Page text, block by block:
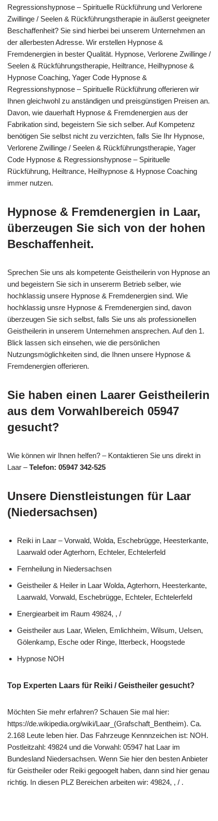
Regressionshypnose – Spirituelle Rückführung und Verlorene
Zwillinge / Seelen & Rückführungstherapie in äußerst geeigneter
Beschaffenheit? Sie sind hierbei bei unserem Unternehmen an
der allerbesten Adresse. Wir erstellen Hypnose &
Fremdenergien in bester Qualität. Hypnose, Verlorene Zwillinge /
Seelen & Rückführungstherapie, Heiltrance, Heilhypnose &
Hypnose Coaching, Yager Code Hypnose &
Regressionshypnose – Spirituelle Rückführung offerieren wir
Ihnen gleichwohl zu anständigen und preisgünstigen Preisen an.
Davon, wie dauerhaft Hypnose & Fremdenergien aus der
Fabrikation sind, begeistern Sie sich selber. Auf Kompetenz
benötigen Sie selbst nicht zu verzichten, falls Sie Ihr Hypnose,
Verlorene Zwillinge / Seelen & Rückführungstherapie, Yager
Code Hypnose & Regressionshypnose – Spirituelle
Rückführung, Heiltrance, Heilhypnose & Hypnose Coaching
immer nutzen.
Hypnose & Fremdenergien in Laar,
überzeugen Sie sich von der hohen
Beschaffenheit.
Sprechen Sie uns als kompetente Geistheilerin von Hypnose an
und begeistern Sie sich in unsererm Betrieb selber, wie
hochklassig unsere Hypnose & Fremdenergien sind. Wie
hochklassig unsre Hypnose & Fremdenergien sind, davon
überzeugen Sie sich selbst, falls Sie uns als professionellen
Geistheilerin in unserem Unternehmen ansprechen. Auf den 1.
Blick lassen sich einsehen, wie die persönlichen
Nutzungsmöglichkeiten sind, die Ihnen unsere Hypnose &
Fremdenergien offerieren.
Sie haben einen Laarer Geistheilerin
aus dem Vorwahlbereich 05947
gesucht?
Wie können wir Ihnen helfen? – Kontaktieren Sie uns direkt in
Laar –Telefon: 05947 342-525
Unsere Dienstleistungen für Laar
(Niedersachsen)
Reiki in Laar – Vorwald, Wolda, Eschebrügge, Heesterkante,
Laarwald oder Agterhorn, Echteler, Echtelerfeld
Fernheilung in Niedersachsen
Geistheiler & Heiler in Laar Wolda, Agterhorn, Heesterkante,
Laarwald, Vorwald, Eschebrügge, Echteler, Echtelerfeld
Energiearbeit im Raum 49824, , /
Geistheiler aus Laar, Wielen, Emlichheim, Wilsum, Uelsen,
Gölenkamp, Esche oder Ringe, Itterbeck, Hoogstede
Hypnose NOH
Top Experten Laars für Reiki / Geistheiler gesucht?
Möchten Sie mehr erfahren? Schauen Sie mal hier:
https://de.wikipedia.org/wiki/Laar_(Grafschaft_Bentheim). Ca.
2.168 Leute leben hier. Das Fahrzeuge Kennnzeichen ist: NOH.
Postleitzahl: 49824 und die Vorwahl: 05947 hat Laar im
Bundesland Niedersachsen. Wenn Sie hier den besten Anbieter
für Geistheiler oder Reiki gegoogelt haben, dann sind hier genau
richtig. In diesen PLZ Bereichen arbeiten wir: 49824, , / .